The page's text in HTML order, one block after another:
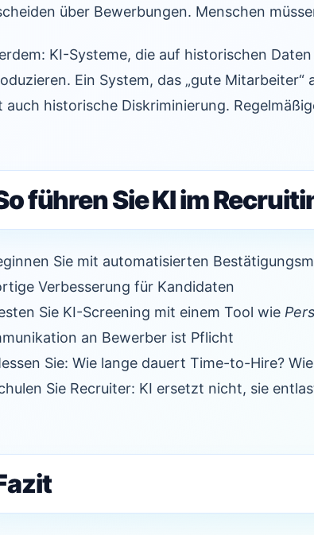
über Bewerbungen. Menschen
KI-Systeme, die auf historischen
Ein System, das „gute
auch historische Diskriminierung.
führen Sie KI im
Sie mit automatisierten
Verbesserung für Kandidaten
Sie KI-Screening mit einem Tool wie
an Bewerber ist Pflicht
Sie: Wie lange dauert Time-to-Hire?
Sie Recruiter: KI ersetzt nicht, sie